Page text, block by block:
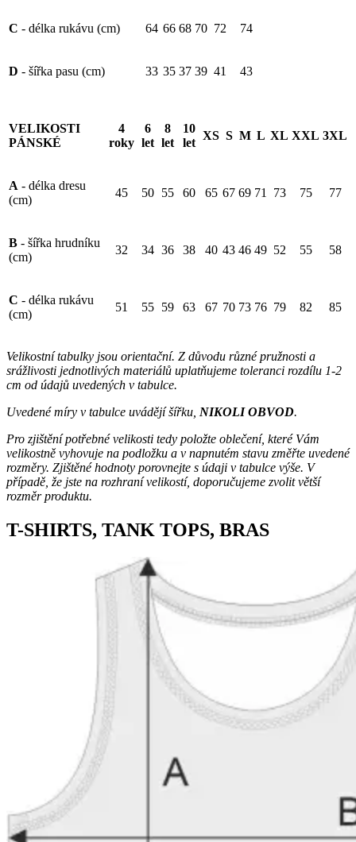
C - délka rukávu (cm) 64 66 68 70 72 74
D - šířka pasu (cm) 33 35 37 39 41 43
VELIKOSTI
PÁNSKÉ
4
roky
6
let
8
let
10
let
XS S M L XL XXL 3XL
A - délka dresu
(cm)
45 50 55 60 65 67 69 71 73 75 77
B - šířka hrudníku
(cm)
32 34 36 38 40 43 46 49 52 55 58
C - délka rukávu
(cm)
51 55 59 63 67 70 73 76 79 82 85
Velikostní tabulky jsou orientační. Z důvodu různé pružnosti a
srážlivosti jednotlivých materiálů uplatňujeme toleranci rozdílu 1-2
cm od údajů uvedených v tabulce.
Uvedené míry v tabulce uvádějí šířku, NIKOLI OBVOD.
Pro zjištění potřebné velikosti tedy položte oblečení, které Vám
velikostně vyhovuje na podložku a v napnutém stavu změřte uvedené
rozměry. Zjištěné hodnoty porovnejte s údaji v tabulce výše. V
případě, že jste na rozhraní velikostí, doporučujeme zvolit větší
rozměr produktu.
T-SHIRTS, TANK TOPS, BRAS